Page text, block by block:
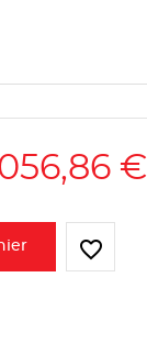
056,86 €
favorite_border